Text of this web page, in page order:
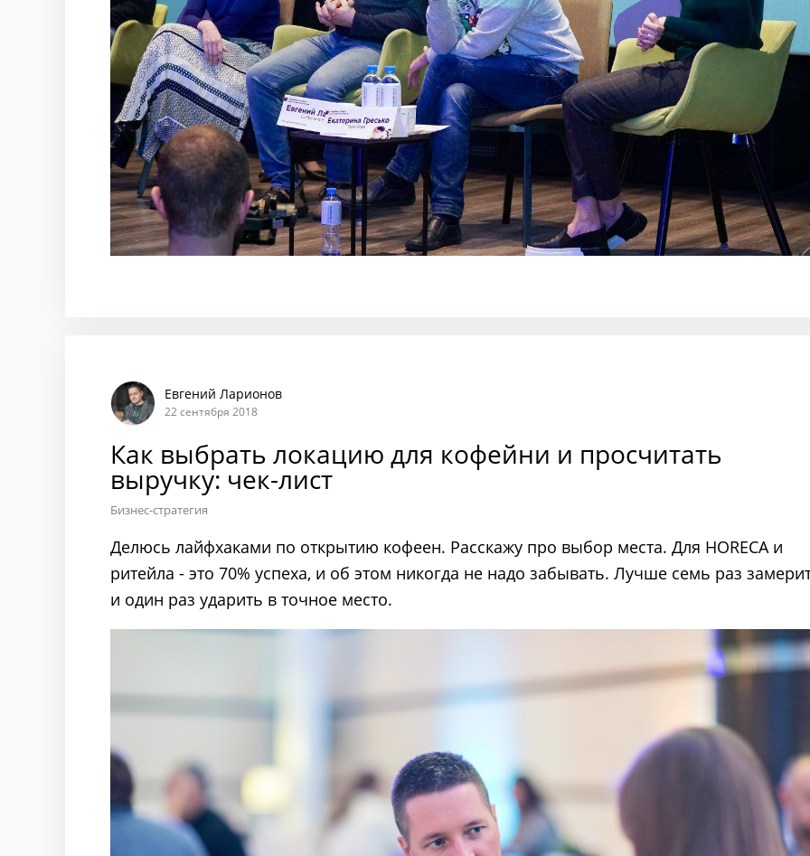
Евгений Ларионов
22 сентября 2018
Как выбрать локацию для кофейни и просчитать
выручку: чек-лист
Бизнес-стратегия
Делюсь лайфхаками по открытию кофеен. Расскажу про выбор места. Для HORECA и
ритейла - это 70% успеха, и об этом никогда не надо забывать. Лучше семь раз
и один раз ударить в точное место.